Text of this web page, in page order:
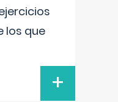
los que
+